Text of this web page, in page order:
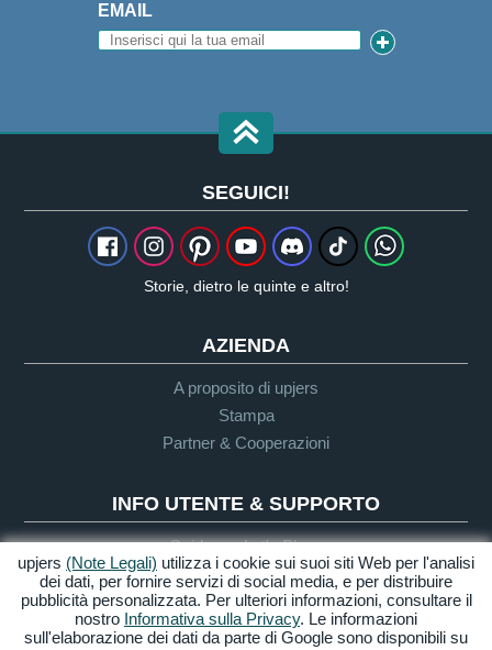
EMAIL
SEGUICI!
Storie, dietro le quinte e altro!
AZIENDA
A proposito di upjers
Stampa
Partner & Cooperazioni
INFO UTENTE & SUPPORTO
Guida per Let's Plays
Supporto
upjers (Note Legali) utilizza i cookie sui suoi siti Web per l'analisi
dei dati, per fornire servizi di social media, e per distribuire
pubblicità personalizzata. Per ulteriori informazioni, consultare il
nostro Informativa sulla Privacy. Le informazioni
sull'elaborazione dei dati da parte di Google sono disponibili su